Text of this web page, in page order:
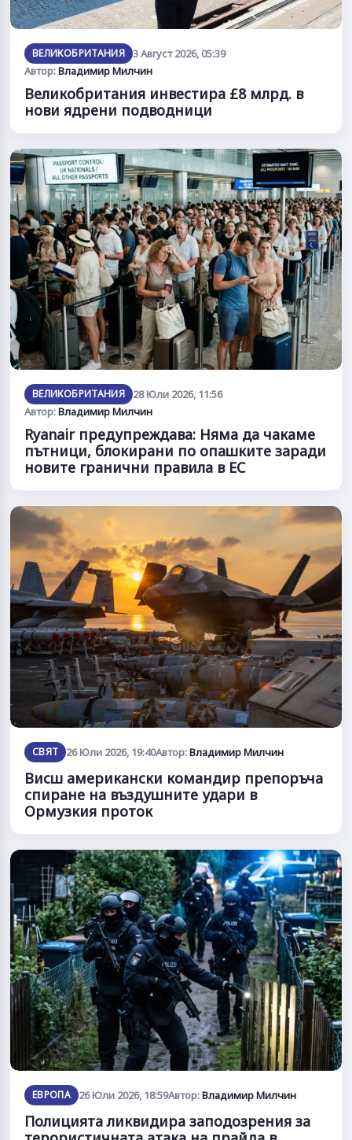
ВЕЛИКОБРИТАНИЯ 3 Август 2026, 05:39
Автор:Владимир Милчин
Великобритания инвестира £8 млрд. в
нови ядрени подводници
ВЕЛИКОБРИТАНИЯ
28 Юли 2026, 11:56
Автор:Владимир Милчин
Ryanair предупреждава: Няма да чакаме
пътници, блокирани по опашките заради
новите гранични правила в ЕС
СВЯТ 26 Юли 2026, 19:40Автор:Владимир Милчин
Висш американски командир препоръча
спиране на въздушните удари в
Ормузкия проток
ЕВРОПА 26 Юли 2026, 18:59Автор:Владимир Милчин
Полицията ликвидира заподозрения за